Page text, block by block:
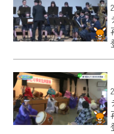
【ご注意】
2024年9月24日
ビス向上のため、
『CCNet Web
一部コンテンツ
CCNetサービス
ページ※』への
す。